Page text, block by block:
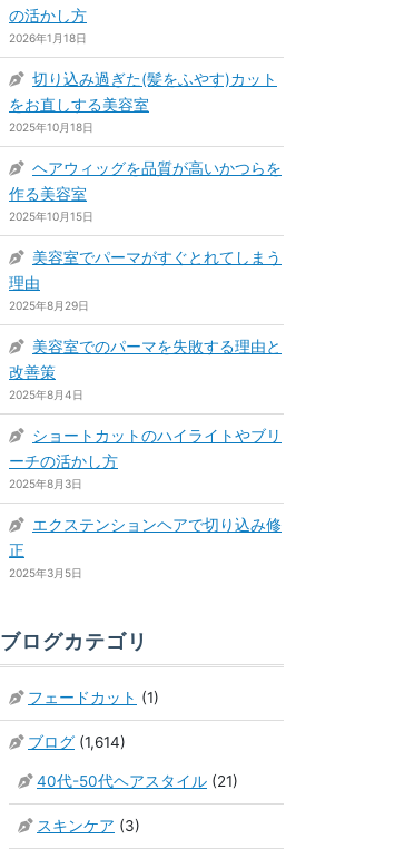
の活かし方
2026年1月18日
切り込み過ぎた(髪をふやす)カット
をお直しする美容室
2025年10月18日
ヘアウィッグを品質が高いかつらを
作る美容室
2025年10月15日
美容室でパーマがすぐとれてしまう
理由
2025年8月29日
美容室でのパーマを失敗する理由と
改善策
2025年8月4日
ショートカットのハイライトやブリ
ーチの活かし方
2025年8月3日
エクステンションヘアで切り込み修
正
2025年3月5日
ブログカテゴリ
フェードカット (1)
ブログ (1,614)
40代-50代ヘアスタイル (21)
スキンケア (3)